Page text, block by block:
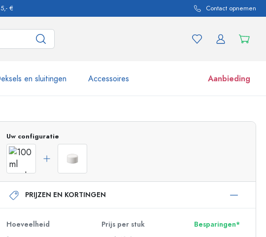
€ Contact opnemen
en sluitingen Accessoires Aanbieding
flessen 750 ml
flessen 1000 ml
Potten e potjes
Uw configuratie
PRIJZEN EN KORTINGEN
Hoeveelheid Prijs per stuk
Besparingen*